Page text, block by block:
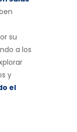
su
a los
y
el